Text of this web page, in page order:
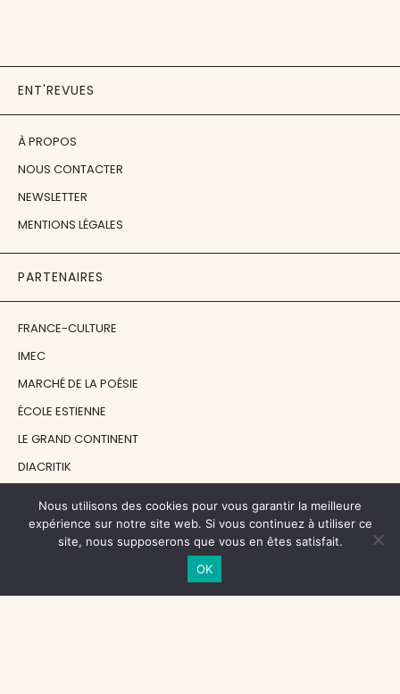
ENT'REVUES
À PROPOS
NOUS CONTACTER
NEWSLETTER
MENTIONS LÉGALES
PARTENAIRES
FRANCE-CULTURE
IMEC
MARCHÉ DE LA POÉSIE
ÉCOLE ESTIENNE
LE GRAND CONTINENT
DIACRITIK
NOS SOUTIENS
CENTRE NATIONAL DU LIVRE
Nous utilisons des cookies pour vous garantir la meilleure
expérience sur notre site web. Si vous continuez à utiliser ce
site, nous supposerons que vous en êtes satisfait.
OK